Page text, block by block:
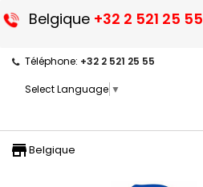
Belgique +32 2 521 25 55
Téléphone: +32 2 521 25 55
Select Language ▼
storefront
Belgique